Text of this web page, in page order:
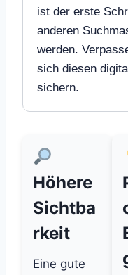
ist der erste
anderen
werden.
sich diesen
sichern.
Höhere
Sichtba
rkeit
Eine gute